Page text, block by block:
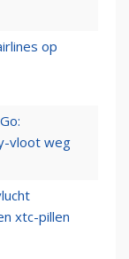
op
vloot weg
xtc-pillen